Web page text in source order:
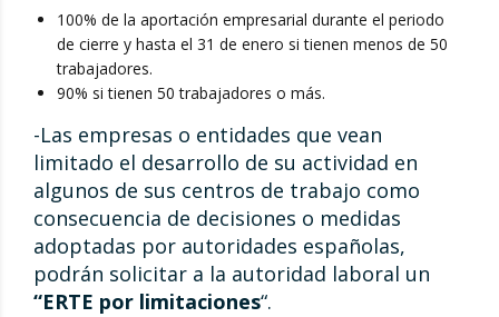
100% de la aportación empresarial durante el periodo
de cierre y hasta el 31 de enero si tienen menos de 50
trabajadores.
90% si tienen 50 trabajadores o más.
-Las empresas o entidades que vean
limitado el desarrollo de su actividad en
algunos de sus centros de trabajo como
consecuencia de decisiones o medidas
adoptadas por autoridades españolas,
podrán solicitar a la autoridad laboral un
“ERTE por limitaciones“.